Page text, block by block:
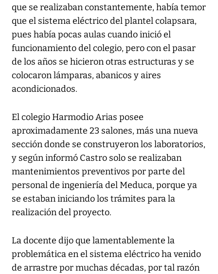
que se realizaban constantemente, había temor
que el sistema eléctrico del plantel colapsara,
pues había pocas aulas cuando inició el
funcionamiento del colegio, pero con el pasar
de los años se hicieron otras estructuras y se
colocaron lámparas, abanicos y aires
acondicionados.
El colegio Harmodio Arias posee
aproximadamente 23 salones, más una nueva
sección donde se construyeron los laboratorios,
y según informó Castro solo se realizaban
mantenimientos preventivos por parte del
personal de ingeniería del Meduca, porque ya
se estaban iniciando los trámites para la
realización del proyecto.
La docente dijo que lamentablemente la
problemática en el sistema eléctrico ha venido
de arrastre por muchas décadas, por tal razón